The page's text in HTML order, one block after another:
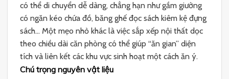
có thể di chuyển dễ dàng, chẳng hạn như gầm giường
có ngăn kéo chứa đồ, băng ghế đọc sách kiêm kệ đựng
sách… Một mẹo nhỏ khác là việc sắp xếp nội thất dọc
theo chiều dài căn phòng có thể giúp “ăn gian” diện
tích và liên kết các khu vực sinh hoạt một cách ăn ý.
Chú trọng nguyên vật liệu